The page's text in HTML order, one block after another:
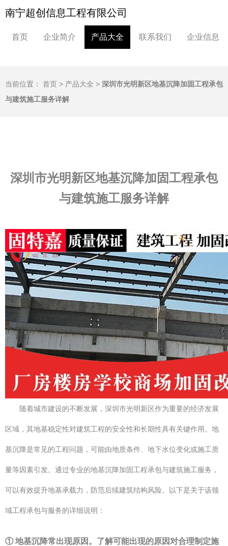
南宁超创信息工程有限公司
首页 企业简介 产品大全 联系我们 企业信息
当前位置： 首页 > 产品大全 > 深圳市光明新区地基沉降加固工程承包
与建筑施工服务详解
深圳市光明新区地基沉降加固工程承包
与建筑施工服务详解
随着城市建设的不断发展，深圳市光明新区作为重要的经济发展
区域，其地基稳定性对建筑工程的安全性和长期性具有关键作用。地
基沉降是常见的工程问题，可能由地质条件、地下水位变化或施工质
量等因素引发。通过专业的地基沉降加固工程承包与建筑施工服务，
可以有效提升地基承载力，防范后续建筑结构风险。以下是关于该领
域工程承包与服务的详细说明：
① 地基沉降常出现原因。了解可能出现的原因对合理制定施